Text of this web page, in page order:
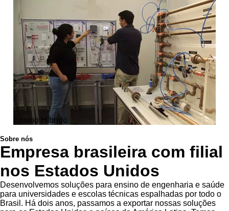
Ensino Híbrido
Sobre nós
Empresa brasileira com filial
nos Estados Unidos
Desenvolvemos soluções para ensino de engenharia e saúde
para universidades e escolas técnicas espalhadas por todo o
Brasil. Há dois anos, passamos a exportar nossas soluções